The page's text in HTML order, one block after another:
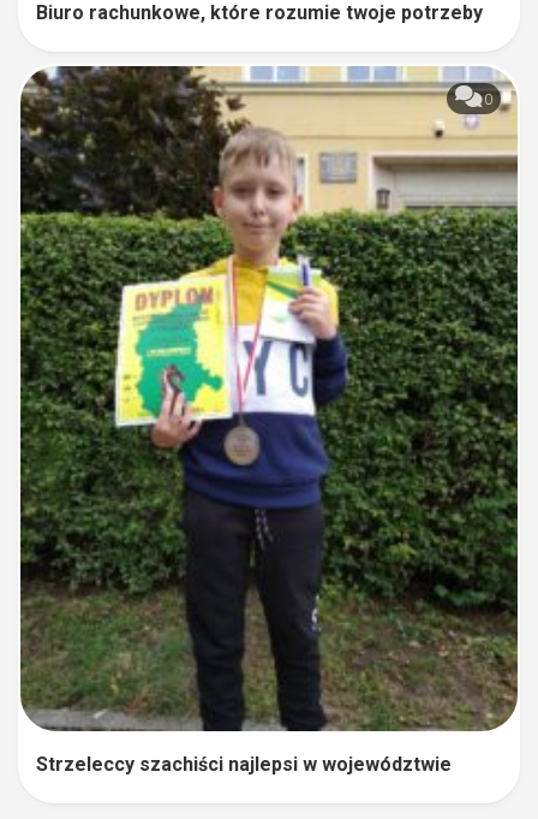
Biuro rachunkowe, które rozumie twoje potrzeby
0
Strzeleccy szachiści najlepsi w województwie